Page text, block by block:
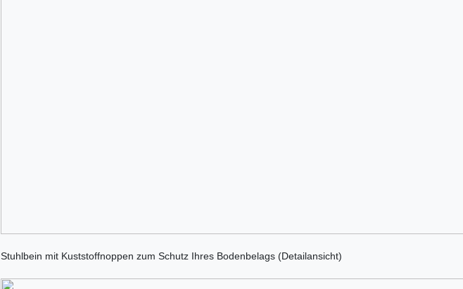
Stuhlbein mit Kuststoffnoppen zum Schutz Ihres Bodenbelags (Detailansicht)